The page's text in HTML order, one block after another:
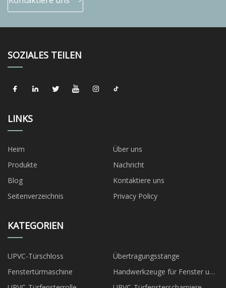
SOZIALES TEILEN
LINKS
Heim
Über uns
Produkte
Nachricht
Blog
Kontaktiere uns
Seitenverzeichnis
Privacy Policy
KATEGORIEN
UPVC-Türschloss
Übertragungsstange
Fenstertürmaschine
Handwerkzeuge für Fenster und
Türen